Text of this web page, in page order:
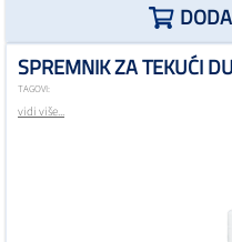
SPREMNIK ZA TEKUĆI
TAGOVI:
vidi više...